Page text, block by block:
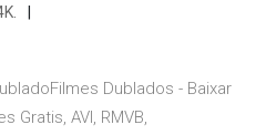
Dublados - Baixar
Gratis, AVI, RMVB,